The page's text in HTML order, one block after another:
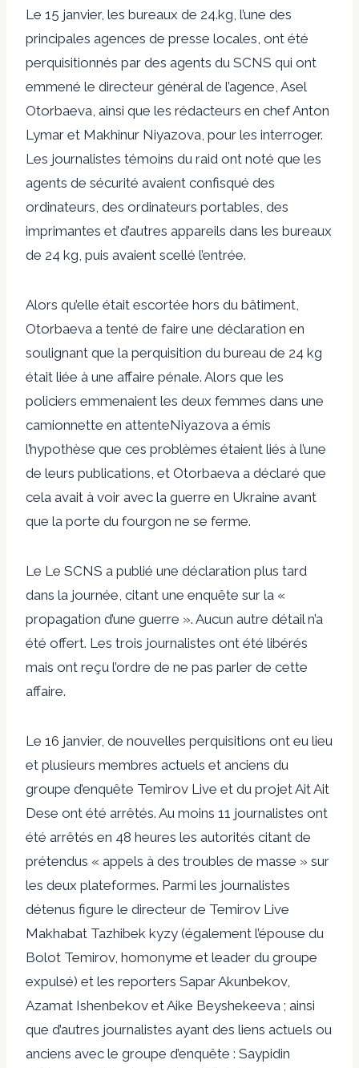
Le 15 janvier, les bureaux de 24.kg, l’une des
principales agences de presse locales, ont été
perquisitionnés par des agents du SCNS qui ont
emmené le directeur général de l’agence, Asel
Otorbaeva, ainsi que les rédacteurs en chef Anton
Lymar et Makhinur Niyazova, pour les interroger.
Les journalistes témoins du raid ont noté que les
agents de sécurité avaient confisqué des
ordinateurs, des ordinateurs portables, des
imprimantes et d’autres appareils dans les bureaux
de 24 kg, puis avaient scellé l’entrée.
Alors qu’elle était escortée hors du bâtiment,
Otorbaeva a tenté de faire une déclaration en
soulignant que la perquisition du bureau de 24 kg
était liée à une affaire pénale. Alors que les
policiers emmenaient les deux femmes dans une
camionnette en attenteNiyazova a émis
l’hypothèse que ces problèmes étaient liés à l’une
de leurs publications, et Otorbaeva a déclaré que
cela avait à voir avec la guerre en Ukraine avant
que la porte du fourgon ne se ferme.
Le Le SCNS a publié une déclaration plus tard
dans la journée, citant une enquête sur la «
propagation d’une guerre ». Aucun autre détail n’a
été offert. Les trois journalistes ont été libérés
mais ont reçu l’ordre de ne pas parler de cette
affaire.
Le 16 janvier, de nouvelles perquisitions ont eu lieu
et plusieurs membres actuels et anciens du
groupe d’enquête Temirov Live et du projet Ait Ait
Dese ont été arrêtés. Au moins 11 journalistes ont
été arrêtés en 48 heures les autorités citant de
prétendus « appels à des troubles de masse » sur
les deux plateformes. Parmi les journalistes
détenus figure le directeur de Temirov Live
Makhabat Tazhibek kyzy (également l’épouse du
Bolot Temirov, homonyme et leader du groupe
expulsé) et les reporters Sapar Akunbekov,
Azamat Ishenbekov et Aike Beyshekeeva ; ainsi
que d’autres journalistes ayant des liens actuels ou
anciens avec le groupe d’enquête : Saypidin